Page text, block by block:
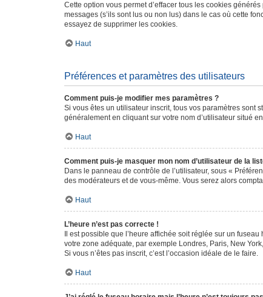
Cette option vous permet d’effacer tous les cookies
messages (s’ils sont lus ou non lus) dans le cas où cette
essayez de supprimer les cookies.
Haut
Préférences et paramètres des utilisateurs
Comment puis-je modifier mes paramètres ?
Si vous êtes un utilisateur inscrit, tous vos paramètres sont
généralement en cliquant sur votre nom d’utilisateur situé
Haut
Comment puis-je masquer mon nom d’utilisateur de la
Dans le panneau de contrôle de l’utilisateur, sous «
des modérateurs et de vous-même. Vous serez alors
Haut
L’heure n’est pas correcte !
Il est possible que l’heure affichée soit réglée sur un
votre zone adéquate, par exemple Londres, Paris, New
Si vous n’êtes pas inscrit, c’est l’occasion idéale de le faire.
Haut